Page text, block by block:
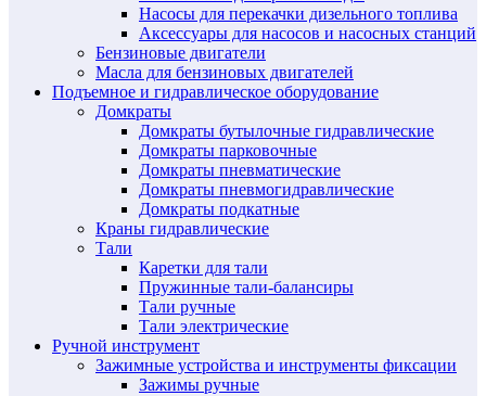
Насосы для перекачки дизельного топлива
Аксессуары для насосов и насосных станций
Бензиновые двигатели
Масла для бензиновых двигателей
Подъемное и гидравлическое оборудование
Домкраты
Домкраты бутылочные гидравлические
Домкраты парковочные
Домкраты пневматические
Домкраты пневмогидравлические
Домкраты подкатные
Краны гидравлические
Тали
Каретки для тали
Пружинные тали-балансиры
Тали ручные
Тали электрические
Ручной инструмент
Зажимные устройства и инструменты фиксации
Зажимы ручные